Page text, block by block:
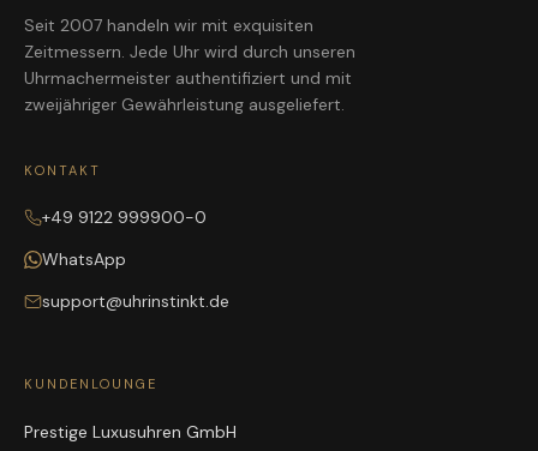
Seit 2007 handeln wir mit exquisiten
Zeitmessern. Jede Uhr wird durch unseren
Uhrmachermeister authentifiziert und mit
zweijähriger Gewährleistung ausgeliefert.
KONTAKT
+49 9122 999900-0
WhatsApp
support@uhrinstinkt.de
KUNDENLOUNGE
Prestige Luxusuhren GmbH